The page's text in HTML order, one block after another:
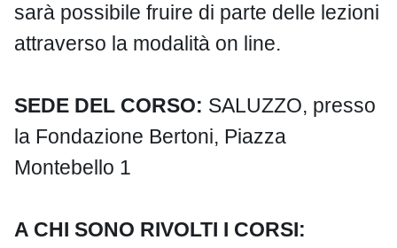
sarà possibile fruire di parte delle lezioni
attraverso la modalità on line.
SEDE DEL CORSO: SALUZZO, presso
la Fondazione Bertoni, Piazza
Montebello 1
A CHI SONO RIVOLTI I CORSI: